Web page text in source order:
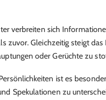
verbreiten sich
zuvor. Gleichzeitig steigt das
oder Gerüchte zu
ist es
Spekulationen zu